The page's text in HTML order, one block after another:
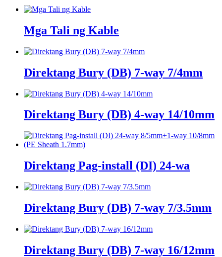
Mga Tali ng Kable
Direktang Bury (DB) 7-way 7/4mm
Direktang Bury (DB) 4-way 14/10mm
Direktang Pag-install (DI) 24-wa
Direktang Bury (DB) 7-way 7/3.5mm
Direktang Bury (DB) 7-way 16/12mm